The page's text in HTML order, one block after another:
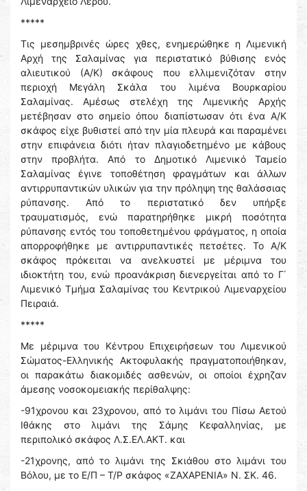
*****
Τις μεσημβρινές ώρες χθες, ενημερώθηκε η Λιμενική
Αρχή της Σαλαμίνας για περιστατικό βύθισης ενός
αλιευτικού (Α/Κ) σκάφους που ελλιμενιζόταν στην
περιοχή Μεγάλη Σκάλα του λιμένα Βουρκαρίου
Σαλαμίνας. Αμέσως στελέχη της Λιμενικής Αρχής
μετέβησαν στο σημείο όπου διαπίστωσαν ότι ένα Α/Κ
σκάφος είχε βυθιστεί από την μία πλευρά και παραμένει
στην επιφάνεια διότι ήταν πλαγιοδετημένο με κάβους
στην προβλήτα. Από το Δημοτικό Λιμενικό Ταμείο
Σαλαμίνας έγινε τοποθέτηση φραγμάτων και άλλων
αντιρρυπαντικών υλικών για την πρόληψη της θαλάσσιας
ρύπανσης. Από το περιστατικό δεν υπήρξε
τραυματισμός, ενώ παρατηρήθηκε μικρή ποσότητα
ρύπανσης εντός του τοποθετημένου φράγματος, η οποία
απορροφήθηκε με αντιρρυπαντικές πετσέτες. Το Α/Κ
σκάφος πρόκειται να ανελκυστεί με μέριμνα του
ιδιοκτήτη του, ενώ προανάκριση διενεργείται από το Γ΄
Λιμενικό Τμήμα Σαλαμίνας του Κεντρικού Λιμεναρχείου
Πειραιά.
*****
Με μέριμνα του Κέντρου Επιχειρήσεων του Λιμενικού
Σώματος-Ελληνικής Ακτοφυλακής πραγματοποιήθηκαν,
οι παρακάτω διακομιδές ασθενών, οι οποίοι έχρηζαν
άμεσης νοσοκομειακής περίθαλψης:
-91χρονου και 23χρονου, από το λιμάνι του Πίσω Αετού
Ιθάκης στο λιμάνι της Σάμης Κεφαλληνίας, με
περιπολικό σκάφος Λ.Σ.ΕΛ.ΑΚΤ. και
-21χρονης, από το λιμάνι της Σκιάθου στο λιμάνι του
Βόλου, με το Ε/Π – Τ/Ρ σκάφος «ΖΑΧΑΡΕΝΙΑ» Ν. ΣΚ. 46.